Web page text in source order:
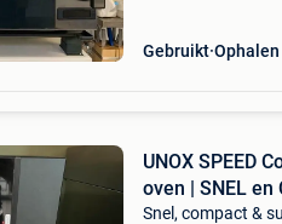
Gebruikt
UNOX SPEED
oven | SNEL en
Snel, compact &